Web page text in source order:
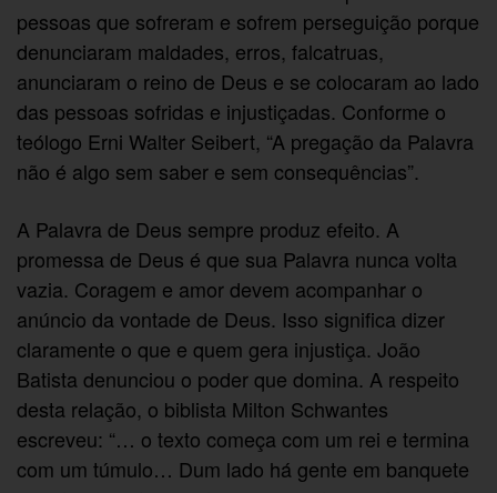
pessoas que sofreram e sofrem perseguição porque
denunciaram maldades, erros, falcatruas,
anunciaram o reino de Deus e se colocaram ao lado
das pessoas sofridas e injustiçadas. Conforme o
teólogo Erni Walter Seibert, “A pregação da Palavra
não é algo sem saber e sem consequências”.
A Palavra de Deus sempre produz efeito. A
promessa de Deus é que sua Palavra nunca volta
vazia. Coragem e amor devem acompanhar o
anúncio da vontade de Deus. Isso significa dizer
claramente o que e quem gera injustiça. João
Batista denunciou o poder que domina. A respeito
desta relação, o biblista Milton Schwantes
escreveu: “… o texto começa com um rei e termina
com um túmulo… Dum lado há gente em banquete